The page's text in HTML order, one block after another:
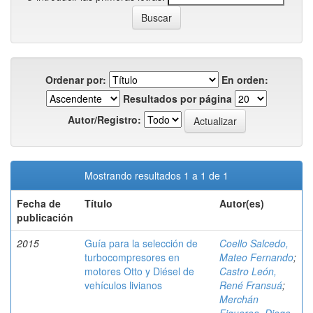
Ordenar por:
En orden:
Resultados por página
Autor/Registro:
Mostrando resultados 1 a 1 de 1
Fecha de
publicación
Título Autor(es)
2015
Guía para la selección de
turbocompresores en
motores Otto y Diésel de
vehículos livianos
Coello Salcedo,
Mateo Fernando;
Castro León,
René Fransuá;
Merchán